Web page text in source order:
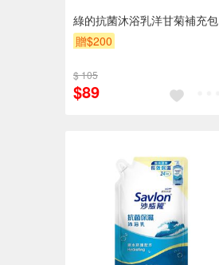
綠的抗菌沐浴乳洋甘菊補充包
贈$200
$ 105
$89